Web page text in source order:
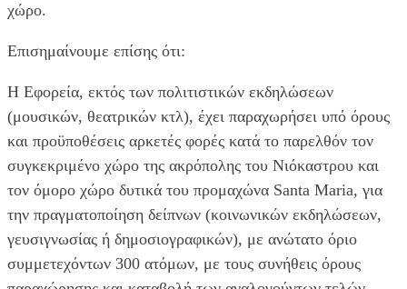
χώρο.
Επισημαίνουμε επίσης ότι:
Η Εφορεία, εκτός των πολιτιστικών εκδηλώσεων
(μουσικών, θεατρικών κτλ), έχει παραχωρήσει υπό όρους
και προϋποθέσεις αρκετές φορές κατά το παρελθόν τον
συγκεκριμένο χώρο της ακρόπολης του Νιόκαστρου και
τον όμορο χώρο δυτικά του προμαχώνα Santa Maria, για
την πραγματοποίηση δείπνων (κοινωνικών εκδηλώσεων,
γευσιγνωσίας ή δημοσιογραφικών), με ανώτατο όριο
συμμετεχόντων 300 ατόμων, με τους συνήθεις όρους